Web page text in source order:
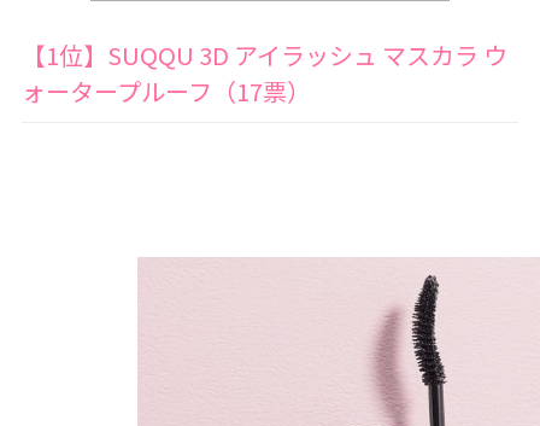
【1位】SUQQU 3D アイラッシュ マスカラ ウ
ォータープルーフ（17票）